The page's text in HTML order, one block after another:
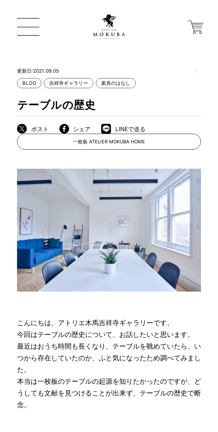
店舗から探す
MOKUBA について
商品情報
直営店
WEBカタログ
全商品一覧
新入荷情報
更新日:2021.09.05
BLOG 吉祥寺ギャラリー 家具のはなし
テーブルの歴史
ポスト シェア LINEで送る
一枚板 ATELIER MOKUBA HOME
こんにちは、アトリエ木馬吉祥寺ギャラリーです。
今回はテーブルの歴史について、お話したいと思います。
最近はおうち時間も長くなり、テーブルを眺めていたら、い
つから存在していたのか、ふと気になったため調べてみまし
た。
本当は一枚板のテーブルの起源を知りたかったのですが、ど
うしても文献を見つけることが出来ず、テーブルの歴史で断
念。